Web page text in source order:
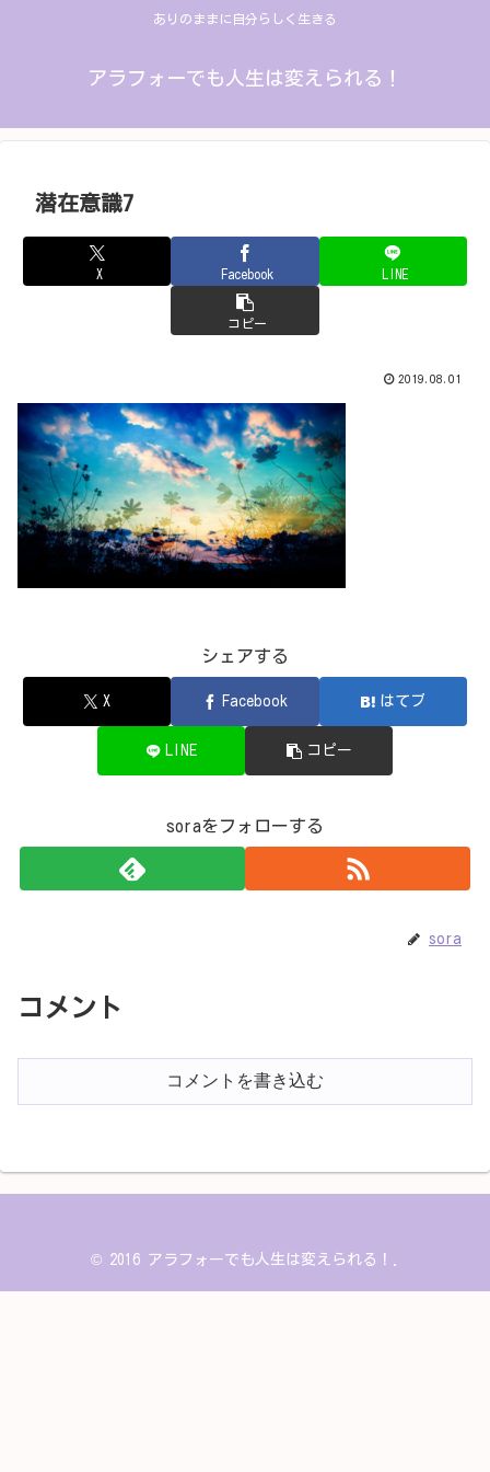
ありのままに自分らしく生きる
アラフォーでも人生は変えられる！
潜在意識7
X Facebook LINE
コピー
2019.08.01
シェアする
X Facebook はてブ
LINE コピー
soraをフォローする
sora
コメント
コメントを書き込む
© 2016 アラフォーでも人生は変えられる！.